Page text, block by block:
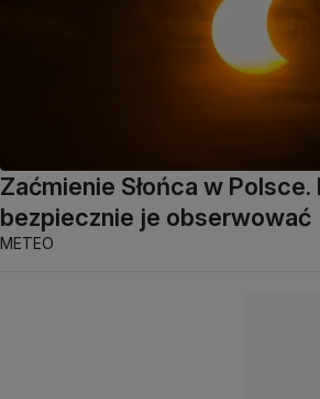
Zaćmienie Słońca w
bezpiecznie je obserwować
METEO